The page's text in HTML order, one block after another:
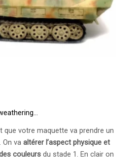
que votre maquette va prendre un
On vaaltérer l’aspect physique et
couleurs du stade 1. En clair on